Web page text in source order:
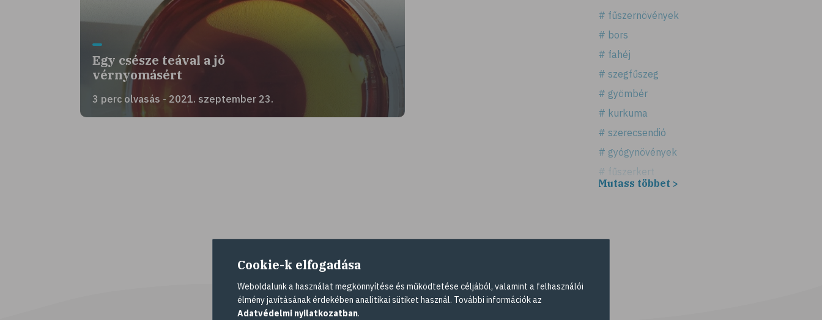
Egy csésze teával a jó
vérnyomásért
3 perc olvasás - 2021. szeptember 23.
# fűszernövények
# bors
# fahéj
# szegfűszeg
# gyömbér
# kurkuma
# szerecsendió
# gyógynövények
# fűszerkert
Mutass többet >
Cookie-k elfogadása
Weboldalunk a használat megkönnyítése és működtetése céljából, valamint a felhasználói
élmény javításának érdekében analitikai sütiket használ. További információk az
Adatvédelmi nyilatkozatban.